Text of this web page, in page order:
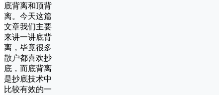
底背离和顶背
离。今天这篇
文章我们主要
来讲一讲底背
离，毕竟很多
散户都喜欢抄
底，而底背离
是抄底技术中
比较有效的一